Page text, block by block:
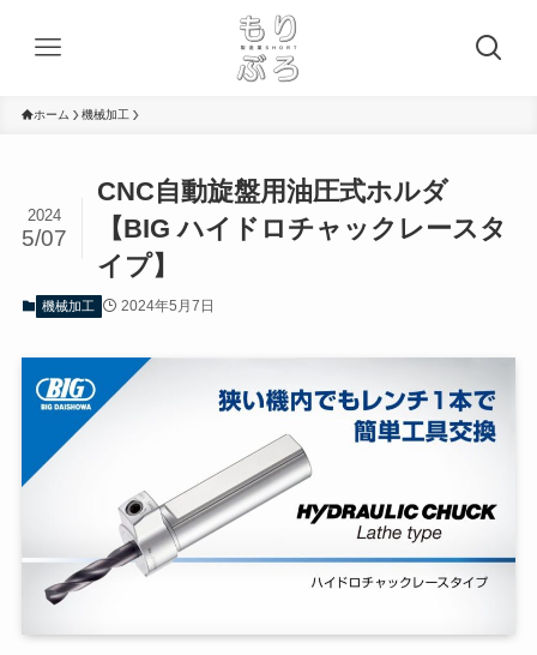
ホーム 機械加工
CNC自動旋盤用油圧式ホルダ
【BIG ハイドロチャックレースタ
イプ】
2024
5/07
機械加工 2024年5月7日